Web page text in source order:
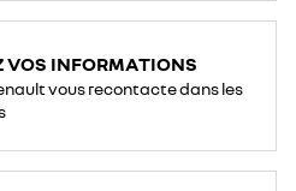
VOS INFORMATIONS
vous recontacte dans les